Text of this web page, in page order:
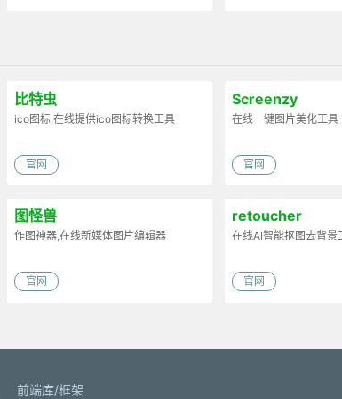
比特虫
ico图标,在线提供ico图标转换工具
官网
Screenzy
在线一键图片美化工具
官网
图怪兽
作图神器,在线新媒体图片编辑器
官网
retoucher
在线AI智能抠图去背景
官网
前端库/框架